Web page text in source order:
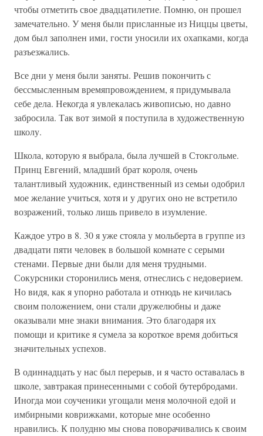
чтобы отметить свое двадцатилетие. Помню, он прошел
замечательно. У меня были присланные из Ниццы цветы,
дом был заполнен ими, гости уносили их охапками, когда
разъезжались.
Все дни у меня были заняты. Решив покончить с
бессмысленным времяпровождением, я придумывала
себе дела. Некогда я увлекалась живописью, но давно
забросила. Так вот зимой я поступила в художественную
школу.
Школа, которую я выбрала, была лучшей в Стокгольме.
Принц Евгений, младший брат короля, очень
талантливый художник, единственный из семьи одобрил
мое желание учиться, хотя и у других оно не встретило
возражений, только лишь привело в изумление.
Каждое утро в 8. 30 я уже стояла у мольберта в группе из
двадцати пяти человек в большой комнате с серыми
стенами. Первые дни были для меня трудными.
Сокурсники сторонились меня, отнеслись с недоверием.
Но видя, как я упорно работала и отнюдь не кичилась
своим положением, они стали дружелюбны и даже
оказывали мне знаки внимания. Это благодаря их
помощи и критике я сумела за короткое время добиться
значительных успехов.
В одиннадцать у нас был перерыв, и я часто оставалась в
школе, завтракая принесенными с собой бутербродами.
Иногда мои соученики угощали меня молочной едой и
имбирными коврижками, которые мне особенно
нравились. К полудню мы снова поворачивались к своим